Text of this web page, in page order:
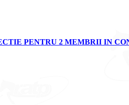
PENTRU 2 MEMBRII IN